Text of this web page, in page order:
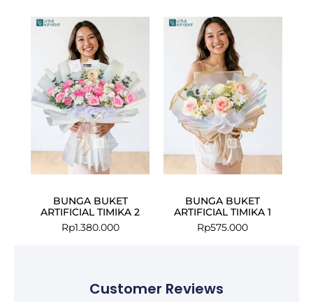
BUNGA BUKET
ARTIFICIAL TIMIKA 2
Rp1.380.000
BUNGA BUKET
ARTIFICIAL TIMIKA 1
Rp575.000
Customer Reviews